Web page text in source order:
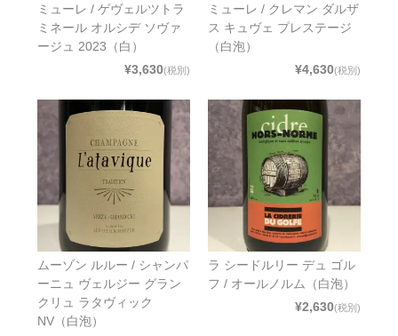
ミューレ / ゲヴェルツトラ
ミネール オルシデ ソヴァ
ージュ 2023（白）
¥3,630(税別)
ミューレ / クレマン ダルザ
ス キュヴェ プレステージ
（白泡）
¥4,630(税別)
ムーゾン ルルー / シャンパ
ーニュ ヴェルジー グラン
クリュ ラタヴィック
NV（白泡）
ラ シードルリー デュ ゴル
フ / オールノルム（白泡）
¥2,630(税別)